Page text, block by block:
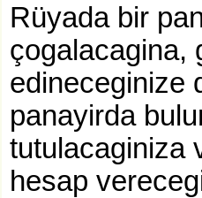
Rüyada bir
çogalacagina,
edineceginize
panayirda
tutulacaginiza
hesap